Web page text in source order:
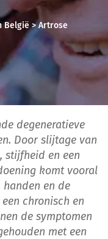
België>Artrose
degeneratieve
Door slijtage van
stijfheid en een
komt vooral
handen en de
chronisch en
de symptomen
met een